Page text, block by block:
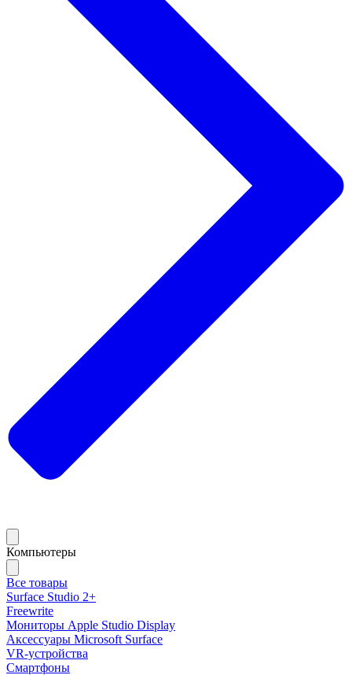
Компьютеры
Все товары
Surface Studio 2+
Freewrite
Мониторы Apple Studio Display
Аксессуары Microsoft Surface
VR-устройства
Смартфоны